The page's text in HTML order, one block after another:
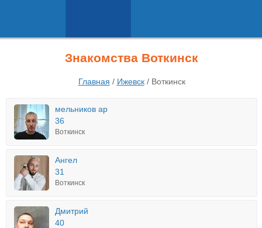
Знакомства Воткинск
Главная / Ижевск/ Воткинск
мельников ар
36
Воткинск
Ангел
31
Воткинск
Дмитрий
40